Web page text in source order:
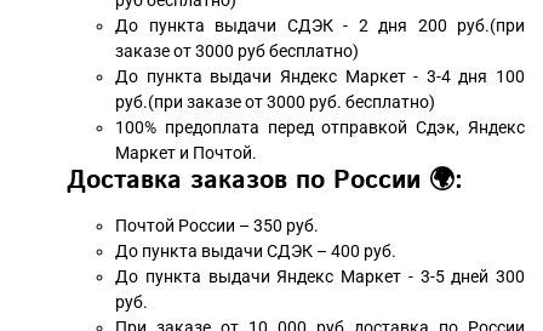
До пункта выдачи СДЭК - 2 дня 200 руб.(при
заказе от 3000 руб бесплатно)
До пункта выдачи Яндекс Маркет - 3-4 дня 100
руб.(при заказе от 3000 руб. бесплатно)
100% предоплата перед отправкой Сдэк, Яндекс
Маркет и Почтой.
Доставка заказов по России 🌍:
Почтой России – 350 руб.
До пункта выдачи СДЭК – 400 руб.
До пункта выдачи Яндекс Маркет - 3-5 дней 300
руб.